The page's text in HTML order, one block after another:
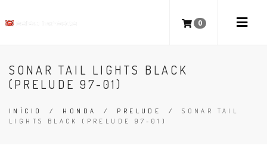
0
SONAR TAIL LIGHTS BLACK
(PRELUDE 97-01)
INÍCIO / HONDA / PRELUDE /SONAR TAIL
LIGHTS BLACK (PRELUDE 97-01)